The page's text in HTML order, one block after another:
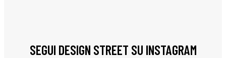
SEGUI DESIGN STREET SU INSTAGRAM